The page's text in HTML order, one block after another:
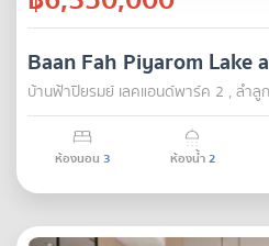
Baan Fah Piyarom Lake
บ้านฟ้าปิยรมย์ เลคแอนด์พาร์ค 2 , ลำลู
ห้องนอน 3 ห้องน้ำ2